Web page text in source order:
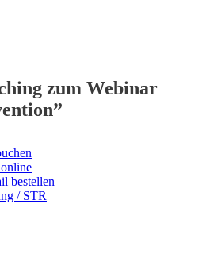
bestellen
/ STR
zum Webinar